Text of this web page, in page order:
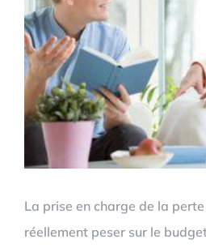
La prise en charge de la
réellement peser sur le